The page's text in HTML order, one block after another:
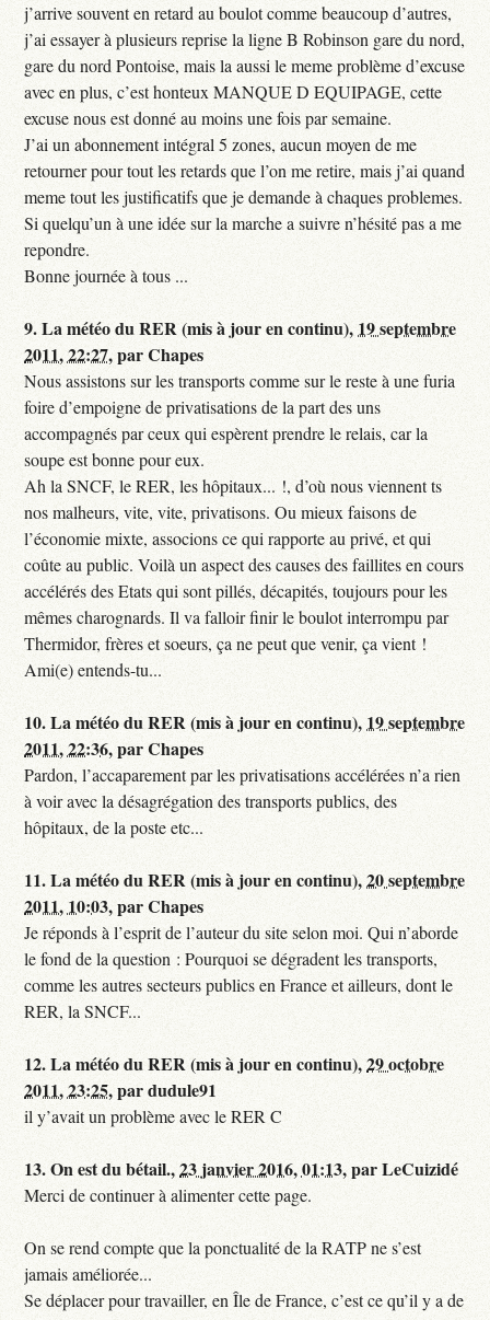
j’arrive souvent en retard au boulot comme beaucoup d’autres,
j’ai essayer à plusieurs reprise la ligne B Robinson gare du nord,
gare du nord Pontoise, mais la aussi le meme problème d’excuse
avec en plus, c’est honteux MANQUE D EQUIPAGE, cette
excuse nous est donné au moins une fois par semaine.
J’ai un abonnement intégral 5 zones, aucun moyen de me
retourner pour tout les retards que l’on me retire, mais j’ai quand
meme tout les justificatifs que je demande à chaques problemes.
Si quelqu’un à une idée sur la marche a suivre n’hésité pas a me
repondre.
Bonne journée à tous ...
9.La météo du RER (mis à jour en continu), 19 septembre
2011, 22:27,parChapes
Nous assistons sur les transports comme sur le reste à une furia
foire d’empoigne de privatisations de la part des uns
accompagnés par ceux qui espèrent prendre le relais, car la
soupe est bonne pour eux.
Ah la SNCF, le RER, les hôpitaux... !, d’où nous viennent ts
nos malheurs, vite, vite, privatisons. Ou mieux faisons de
l’économie mixte, associons ce qui rapporte au privé, et qui
coûte au public. Voilà un aspect des causes des faillites en cours
accélérés des Etats qui sont pillés, décapités, toujours pour les
mêmes charognards. Il va falloir finir le boulot interrompu par
Thermidor, frères et soeurs, ça ne peut que venir, ça vient !
Ami(e) entends-tu...
10.La météo du RER (mis à jour en continu), 19 septembre
2011, 22:36,parChapes
Pardon, l’accaparement par les privatisations accélérées n’a rien
à voir avec la désagrégation des transports publics, des
hôpitaux, de la poste etc...
11.La météo du RER (mis à jour en continu),20 septembre
2011, 10:03,parChapes
Je réponds à l’esprit de l’auteur du site selon moi. Qui n’aborde
le fond de la question : Pourquoi se dégradent les transports,
comme les autres secteurs publics en France et ailleurs, dont le
RER, la SNCF...
12.La météo du RER (mis à jour en continu),29 octobre
2011, 23:25,pardudule91
il y’avait un problème avec le RER C
13.On est du bétail.,23 janvier 2016, 01:13,parLeCuizidé
Merci de continuer à alimenter cette page.
On se rend compte que la ponctualité de la RATP ne s’est
jamais améliorée...
Se déplacer pour travailler, en Île de France, c’est ce qu’il y a de